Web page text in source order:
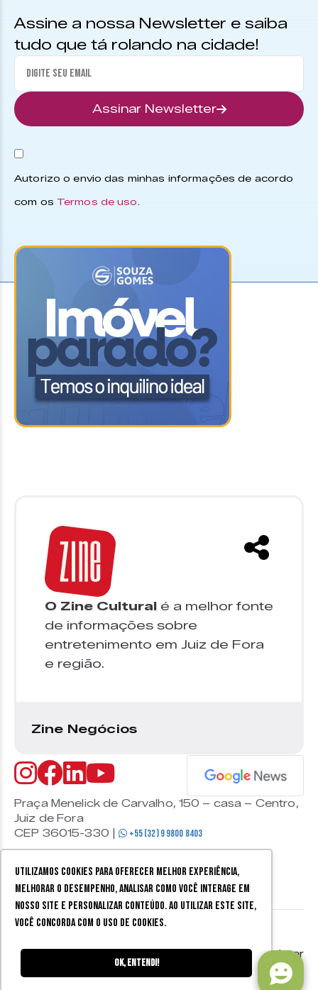
Utilizamos cookies para oferecer melhor experiência,
melhorar o desempenho, analisar como você interage em
nosso site e personalizar conteúdo. Ao utilizar este site,
você concorda com o uso de cookies.
Ok, entendi!
Assine a nossa Newsletter e saiba
tudo que tá rolando na cidade!
Assinar Newsletter
Autorizo o envio das minhas informações de acordo
com os Termos de uso.
O Zine Cultural é a melhor fonte
de informações sobre
entretenimento em Juiz de Fora
e região.
Zine Negócios
Praça Menelick de Carvalho, 150 – casa – Centro,
Juiz de Fora
CEP 36015-330 |
+55 (32) 9 9800 8403
os direitos reservados.
Mobister